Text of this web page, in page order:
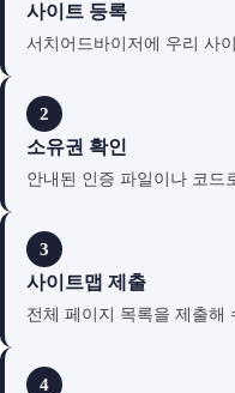
사이트 등록
서치어드바이저에 우리 사
2
소유권 확인
안내된 인증 파일이나 코드
3
사이트맵 제출
전체 페이지 목록을 제출해
4